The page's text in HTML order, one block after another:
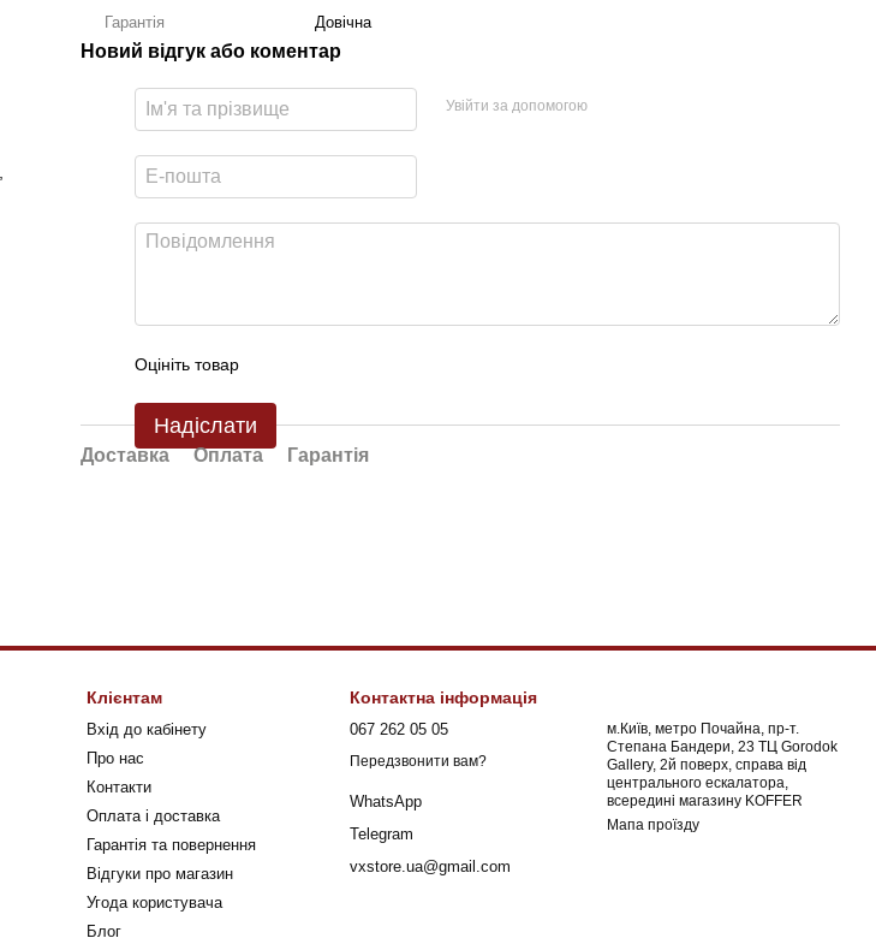
Гарантія Довічна
Новий відгук або коментар
Увійти за допомогою
Оцініть товар
Надіслати
Доставка Оплата Гарантія
Клієнтам
Вхід до кабінету
Про нас
Контакти
Оплата і доставка
Гарантія та повернення
Відгуки про магазин
Угода користувача
Блог
Контактна інформація
067 262 05 05
Передзвонити вам?
WhatsApp
Telegram
vxstore.ua@gmail.com
м.Київ, метро Почайна, пр-т.
Степана Бандери, 23 ТЦ Gorodok
Gallery, 2й поверх, справа від
центрального ескалатора,
всередині магазину KOFFER
Мапа проїзду